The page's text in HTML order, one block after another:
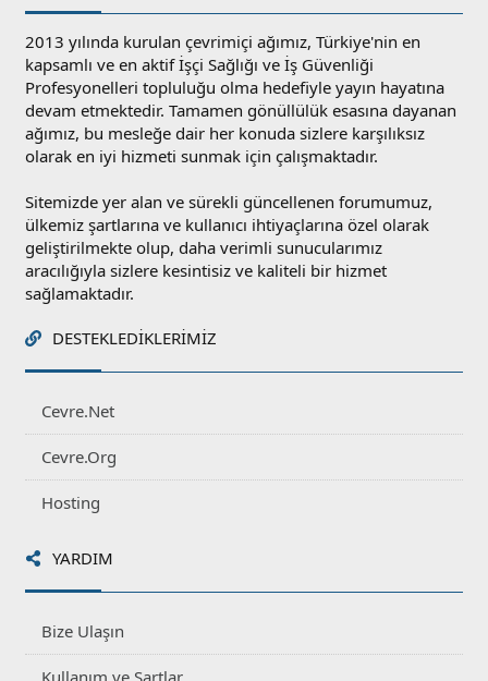
2013 yılında kurulan çevrimiçi ağımız, Türkiye'nin en
kapsamlı ve en aktif İşçi Sağlığı ve İş Güvenliği
Profesyonelleri topluluğu olma hedefiyle yayın hayatına
devam etmektedir. Tamamen gönüllülük esasına dayanan
ağımız, bu mesleğe dair her konuda sizlere karşılıksız
olarak en iyi hizmeti sunmak için çalışmaktadır.
Sitemizde yer alan ve sürekli güncellenen forumumuz,
ülkemiz şartlarına ve kullanıcı ihtiyaçlarına özel olarak
geliştirilmekte olup, daha verimli sunucularımız
aracılığıyla sizlere kesintisiz ve kaliteli bir hizmet
sağlamaktadır.
DESTEKLEDIKLERIMIZ
Cevre.Net
Cevre.Org
Hosting
YARDIM
Bize Ulaşın